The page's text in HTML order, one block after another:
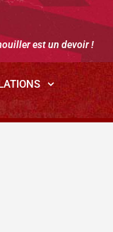
est un devoir !